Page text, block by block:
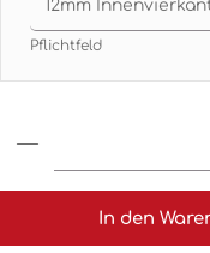
Pflichtfeld
Produkt Anzahl:
In den